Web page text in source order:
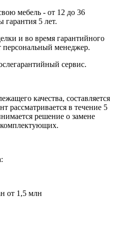
мебель - от 12 до 36
гарантия 5 лет.
и во время гарантийного
персональный менеджер.
сервис.
качества, составляется
рассматривается в течение 5
решение о замене
от 1,5 млн